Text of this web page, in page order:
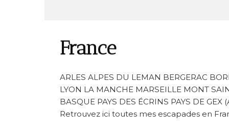
France
ARLES ALPES DU LEMAN BERGERAC
LYON LA MANCHE MARSEILLE MONT
BASQUE PAYS DES ÉCRINS PAYS DE
Retrouvez ici toutes mes escapades en